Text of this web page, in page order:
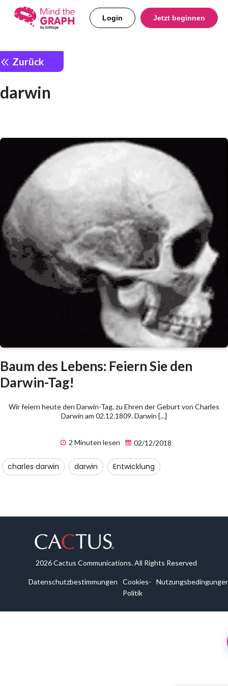
Login Jetzt beginnen
Zurück
darwin
Baum des Lebens: Feiern Sie den
Darwin-Tag!
Wir feiern heute den Darwin-Tag, zu Ehren der Geburt von Charles
Darwin am 02.12.1809. Darwin [...]
2 Minuten lesen 02/12/2018
charles darwin darwin Entwicklung
2026 Cactus Communications. All Rights Reserved
Datenschutzbestimmungen
Cookies-
Politik